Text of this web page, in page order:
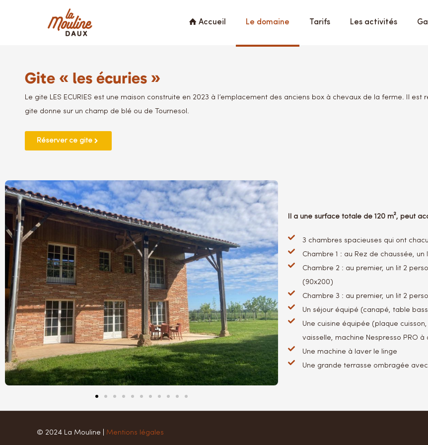
Accueil Le domaine Tarifs Les activités
Gite « les écuries »
Le gite LES ECURIES est une maison construite en 2023 à l’emplacement des anciens box à chevaux de la ferme. Il
gite donne sur un champ de blé ou de Tournesol.
Réserver ce gite
Il a une surface totale de 120 m², peut
3 chambres spacieuses qui ont
Chambre 1 : au Rez de chaussée, un
Chambre 2 : au premier, un lit 2
(90x200)
Chambre 3 : au premier, un lit 2
Un séjour équipé (canapé, table
Une cuisine équipée (plaque
vaisselle, machine Nespresso PRO à
Une machine à laver le linge
Une grande terrasse ombragée
© 2024 La Mouline | Mentions légales